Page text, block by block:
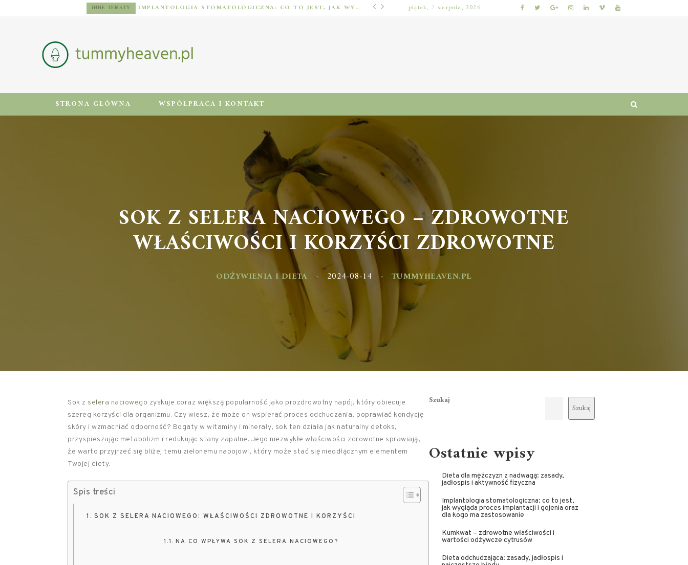
INNE TEMATY IMPLANTOLOGIA STOMATOLOGICZNA: CO TO JEST, JAK WYGLĄDA PROCES IMPLANTACJI I GOJENIA ORAZ DLA KOGO MA ZASTOSOWANIE ODŻYWIENIA I DIETA
piątek, 7 sierpnia, 2026
STRONA GŁÓWNA WSPÓŁPRACA I KONTAKT
SOK Z SELERA NACIOWEGO – ZDROWOTNE
WŁAŚCIWOŚCI I KORZYŚCI ZDROWOTNE
ODŻYWIENIA I DIETA 2024-08-14 - TUMMYHEAVEN.PL
Sok z selera naciowego zyskuje coraz większą popularność jako prozdrowotny napój, który obiecuje
szereg korzyści dla organizmu. Czy wiesz, że może on wspierać proces odchudzania, poprawiać kondycję
skóry i wzmacniać odporność? Bogaty w witaminy i minerały, sok ten działa jak naturalny detoks,
przyspieszając metabolizm i redukując stany zapalne. Jego niezwykłe właściwości zdrowotne sprawiają,
że warto przyjrzeć się bliżej temu zielonemu napojowi, który może stać się nieodłącznym elementem
Twojej diety.
Spis treści
SOK Z SELERA NACIOWEGO: WŁAŚCIWOŚCI ZDROWOTNE I KORZYŚCI
NA CO WPŁYWA SOK Z SELERA NACIOWEGO?
Szukaj
Szukaj
Ostatnie wpisy
Dieta dla mężczyzn z nadwagą: zasady,
jadłospis i aktywność fizyczna
Implantologia stomatologiczna: co to jest,
jak wygląda proces implantacji i gojenia oraz
dla kogo ma zastosowanie
Kumkwat – zdrowotne właściwości i
wartości odżywcze cytrusów
Dieta odchudzająca: zasady, jadłospis i